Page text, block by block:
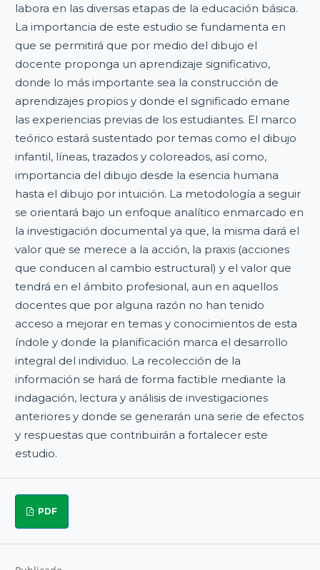
labora en las diversas etapas de la educación básica.
La importancia de este estudio se fundamenta en
que se permitirá que por medio del dibujo el
docente proponga un aprendizaje significativo,
donde lo más importante sea la construcción de
aprendizajes propios y donde el significado emane
las experiencias previas de los estudiantes. El marco
teórico estará sustentado por temas como el dibujo
infantil, líneas, trazados y coloreados, así como,
importancia del dibujo desde la esencia humana
hasta el dibujo por intuición. La metodología a seguir
se orientará bajo un enfoque analítico enmarcado en
la investigación documental ya que, la misma dará el
valor que se merece a la acción, la praxis (acciones
que conducen al cambio estructural) y el valor que
tendrá en el ámbito profesional, aun en aquellos
docentes que por alguna razón no han tenido
acceso a mejorar en temas y conocimientos de esta
índole y donde la planificación marca el desarrollo
integral del individuo. La recolección de la
información se hará de forma factible mediante la
indagación, lectura y análisis de investigaciones
anteriores y donde se generarán una serie de efectos
y respuestas que contribuirán a fortalecer este
estudio.
PDF